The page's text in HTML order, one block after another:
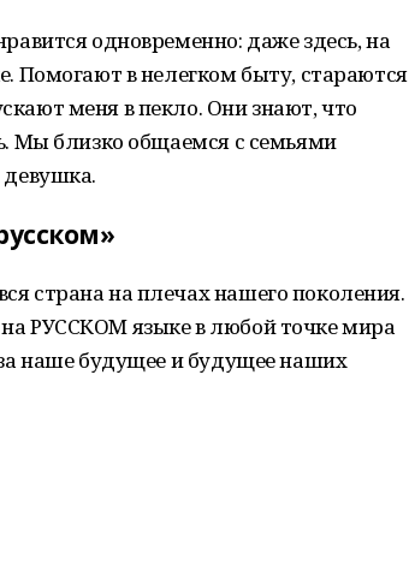
одновременно: даже здесь, на
Помогают в нелегком быту, стараются
меня в пекло. Они знают, что
Мы близко общаемся с семьями
девушка.
страна на плечах нашего поколения.
РУССКОМ языке в любой точке мира
наше будущее и будущее наших